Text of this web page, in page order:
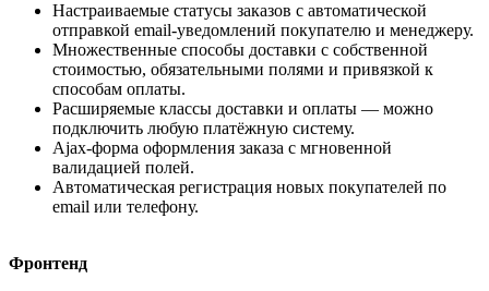
Настраиваемые статусы заказов с автоматической
отправкой email-уведомлений покупателю и менеджеру.
Множественные способы доставки с собственной
стоимостью, обязательными полями и привязкой к
способам оплаты.
Расширяемые классы доставки и оплаты — можно
подключить любую платёжную систему.
Ajax-форма оформления заказа с мгновенной
валидацией полей.
Автоматическая регистрация новых покупателей по
email или телефону.
Фронтенд